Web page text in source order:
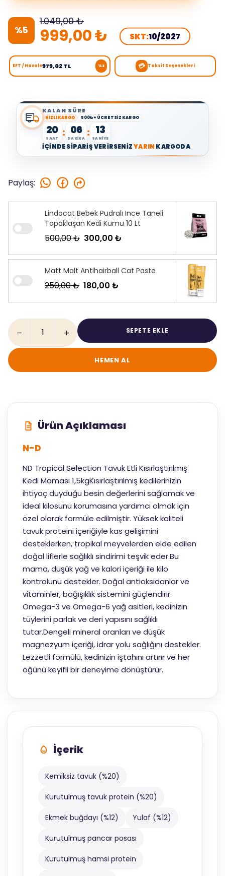
%5
1.049,00 ₺
999,00 ₺ SKT:10/2027
EFT / Havale979,02 TL %2 💳 Taksit Seçenekleri
KALAN SÜRE
HIZLI KARGO 500₺+ ÜCRETSİZ KARGO
20
SAAT : 06
DAKİKA : 12
SANİYE
İÇİNDE SİPARİŞ VERİRSENİZYARIN KARGODA
Paylaş:
Lindocat Bebek Pudralı Ince Taneli
Topaklaşan Kedi Kumu 10 Lt
500,00 ₺ 300,00 ₺
Matt Malt Antihairball Cat Paste
250,00 ₺ 180,00 ₺
SEPETE EKLE
HEMEN AL
Ürün Açıklaması
N-D
ND Tropical Selection Tavuk Etli Kısırlaştırılmış
Kedi Maması 1,5kgKısırlaştırılmış kedilerinizin
ihtiyaç duyduğu besin değerlerini sağlamak ve
ideal kilosunu korumasına yardımcı olmak için
özel olarak formüle edilmiştir. Yüksek kaliteli
tavuk proteini içeriğiyle kas gelişimini
desteklerken, tropikal meyvelerden elde edilen
doğal liflerle sağlıklı sindirimi teşvik eder.Bu
mama, düşük yağ ve kalori içeriği ile kilo
kontrolünü destekler. Doğal antioksidanlar ve
vitaminler, bağışıklık sistemini güçlendirir.
Omega-3 ve Omega-6 yağ asitleri, kedinizin
tüylerini parlak ve deri yapısını sağlıklı
tutar.Dengeli mineral oranları ve düşük
magnezyum içeriği, idrar yolu sağlığını destekler.
Lezzetli formülü, kedinizin iştahını artırır ve her
öğünü keyifli bir deneyime dönüştürür.
İçerik
Kemiksiz tavuk (%20)
Kurutulmuş tavuk protein (%20)
Ekmek buğdayı (%12) Yulaf (%12)
Kurutulmuş pancar posası
Kurutulmuş hamsi protein